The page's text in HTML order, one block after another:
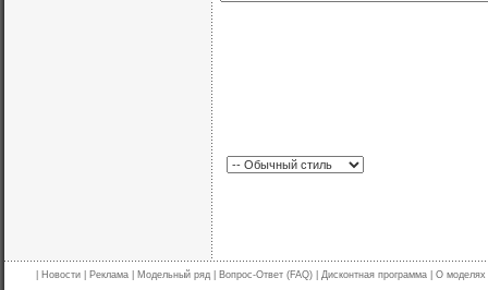
Новости Реклама Модельный ряд Вопрос-Ответ (FAQ) Дисконтная программа О моделях